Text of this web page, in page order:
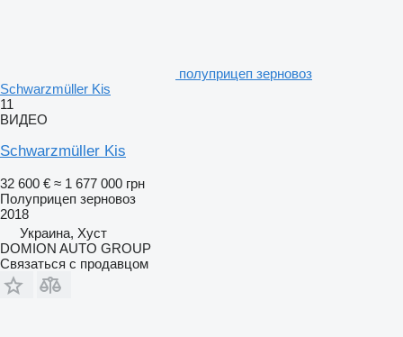
полуприцеп зерновоз
Schwarzmüller Kis
11
ВИДЕО
Schwarzmüller Kis
32 600 € ≈ 1 677 000 грн
Полуприцеп зерновоз
2018
Украина, Хуст
DOMION AUTO GROUP
Связаться с продавцом